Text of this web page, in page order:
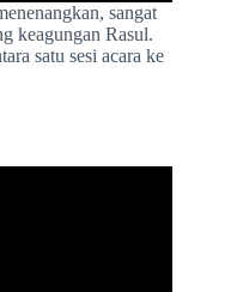
sangat
keagungan Rasul.
satu sesi acara ke